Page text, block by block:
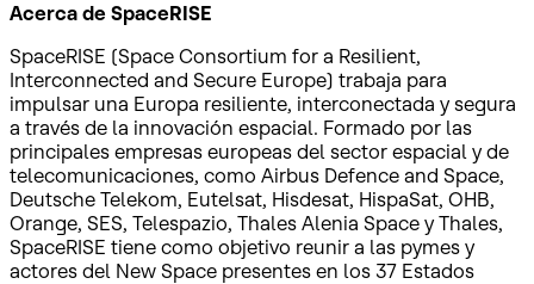
Acerca de SpaceRISE
SpaceRISE (Space Consortium for a Resilient,
Interconnected and Secure Europe) trabaja para
impulsar una Europa resiliente, interconectada y segura
a través de la innovación espacial. Formado por las
principales empresas europeas del sector espacial y de
telecomunicaciones, como Airbus Defence and Space,
Deutsche Telekom, Eutelsat, Hisdesat, HispaSat, OHB,
Orange, SES, Telespazio, Thales Alenia Space y Thales,
SpaceRISE tiene como objetivo reunir a las pymes y
actores del New Space presentes en los 37 Estados